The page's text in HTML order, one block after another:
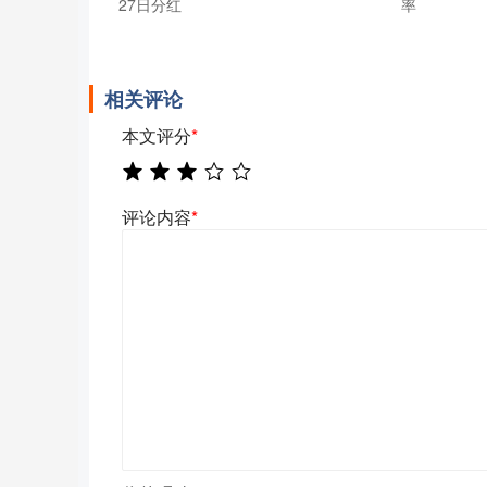
27日分红
率
相关评论
本文评分*
评论内容*